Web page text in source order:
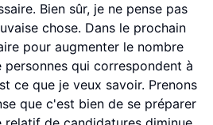
Bien sûr, je ne pense pas
chose. Dans le prochain
pour augmenter le nombre
qui correspondent à
ce que je veux savoir. Prenons
que c'est bien de se préparer